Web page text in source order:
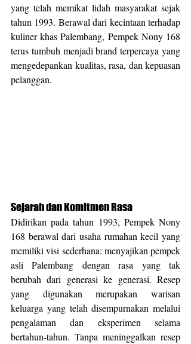
yang telah memikat lidah masyarakat sejak
tahun 1993. Berawal dari kecintaan terhadap
kuliner khas Palembang, Pempek Nony 168
terus tumbuh menjadi brand terpercaya yang
mengedepankan kualitas, rasa, dan kepuasan
pelanggan.
Sejarah dan Komitmen Rasa
Didirikan pada tahun 1993, Pempek Nony
168 berawal dari usaha rumahan kecil yang
memiliki visi sederhana: menyajikan pempek
asli Palembang dengan rasa yang tak
berubah dari generasi ke generasi. Resep
yang digunakan merupakan warisan
keluarga yang telah disempurnakan melalui
pengalaman dan eksperimen selama
bertahun-tahun. Tanpa meninggalkan resep